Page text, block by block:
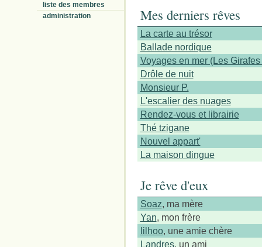
liste des membres
administration
Mes derniers rêves
La carte au trésor
Ballade nordique
Voyages en mer (Les Girafes
Drôle de nuit
Monsieur P.
L'escalier des nuages
Rendez-vous et librairie
Thé tzigane
Nouvel appart'
La maison dingue
Je rêve d'eux
Soaz, ma mère
Yan, mon frère
lilhoo, une amie chère
Landres, un ami